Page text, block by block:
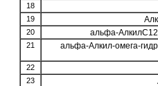
18
19
20 альфа-
21 альфа-Алкил-омега-
22
23